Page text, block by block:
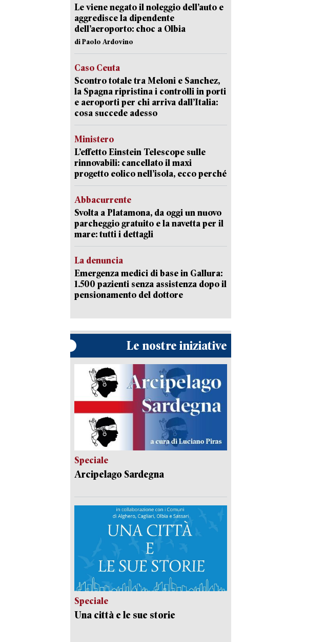
Le viene negato il noleggio dell’auto e
aggredisce la dipendente
dell’aeroporto: choc a Olbia
di Paolo Ardovino
Caso Ceuta
Scontro totale tra Meloni e Sanchez,
la Spagna ripristina i controlli in porti
e aeroporti per chi arriva dall’Italia:
cosa succede adesso
Ministero
L’effetto Einstein Telescope sulle
rinnovabili: cancellato il maxi
progetto eolico nell’isola, ecco perché
Abbacurrente
Svolta a Platamona, da oggi un nuovo
parcheggio gratuito e la navetta per il
mare: tutti i dettagli
La denuncia
Emergenza medici di base in Gallura:
1.500 pazienti senza assistenza dopo il
pensionamento del dottore
Le nostre iniziative
Speciale
Arcipelago Sardegna
Speciale
Una città e le sue storie